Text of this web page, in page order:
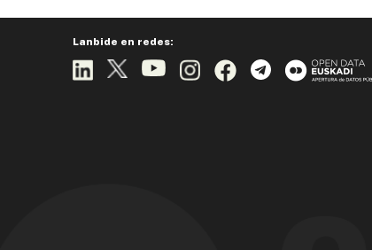
Lanbide en redes: